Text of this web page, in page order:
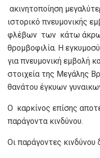
ακινητοποίηση
ιστορικό πνευμονικής
φλέβων των κάτω
θρομβοφιλία. Η
για πνευμονική εμβολή
στοιχεία της Μεγάλης
θανάτου έγκυων
Ο καρκίνος επίσης
παράγοντα κινδύνου.
Οι παράγοντες κινδύνου